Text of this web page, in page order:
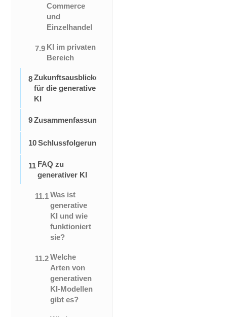
Commerce
und
Einzelhandel
7.9 KI im privaten
Bereich
8Zukunftsausblicke
für die generative
KI
9Zusammenfassung
10Schlussfolgerung
11 FAQ zu
generativer KI
11.1Was ist
generative
KI und wie
funktioniert
sie?
11.2Welche
Arten von
generativen
KI-Modellen
gibt es?